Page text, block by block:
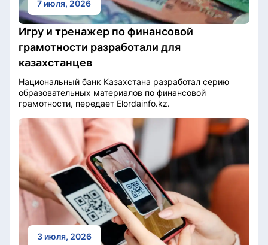
7 июля, 2026
Игру и тренажер по финансовой
грамотности разработали для
казахстанцев
Национальный банк Казахстана разработал серию
образовательных материалов по финансовой
грамотности, передает Elordainfo.kz.
3 июля, 2026